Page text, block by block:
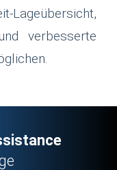
verbesserte